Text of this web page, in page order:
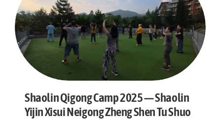
Shaolin Qigong Camp 2025 — Shaolin
Yijin Xisui Neigong Zheng Shen Tu Shuo